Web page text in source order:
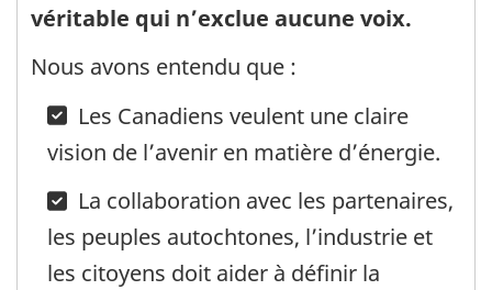
véritable qui n’exclue aucune voix.
Nous avons entendu que :
Les Canadiens veulent une claire
vision de l’avenir en matière d’énergie.
La collaboration avec les partenaires,
les peuples autochtones, l’industrie et
les citoyens doit aider à définir la